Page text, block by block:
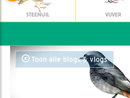
STEENUIL VIJVER
Toon alle blogs & vlogs